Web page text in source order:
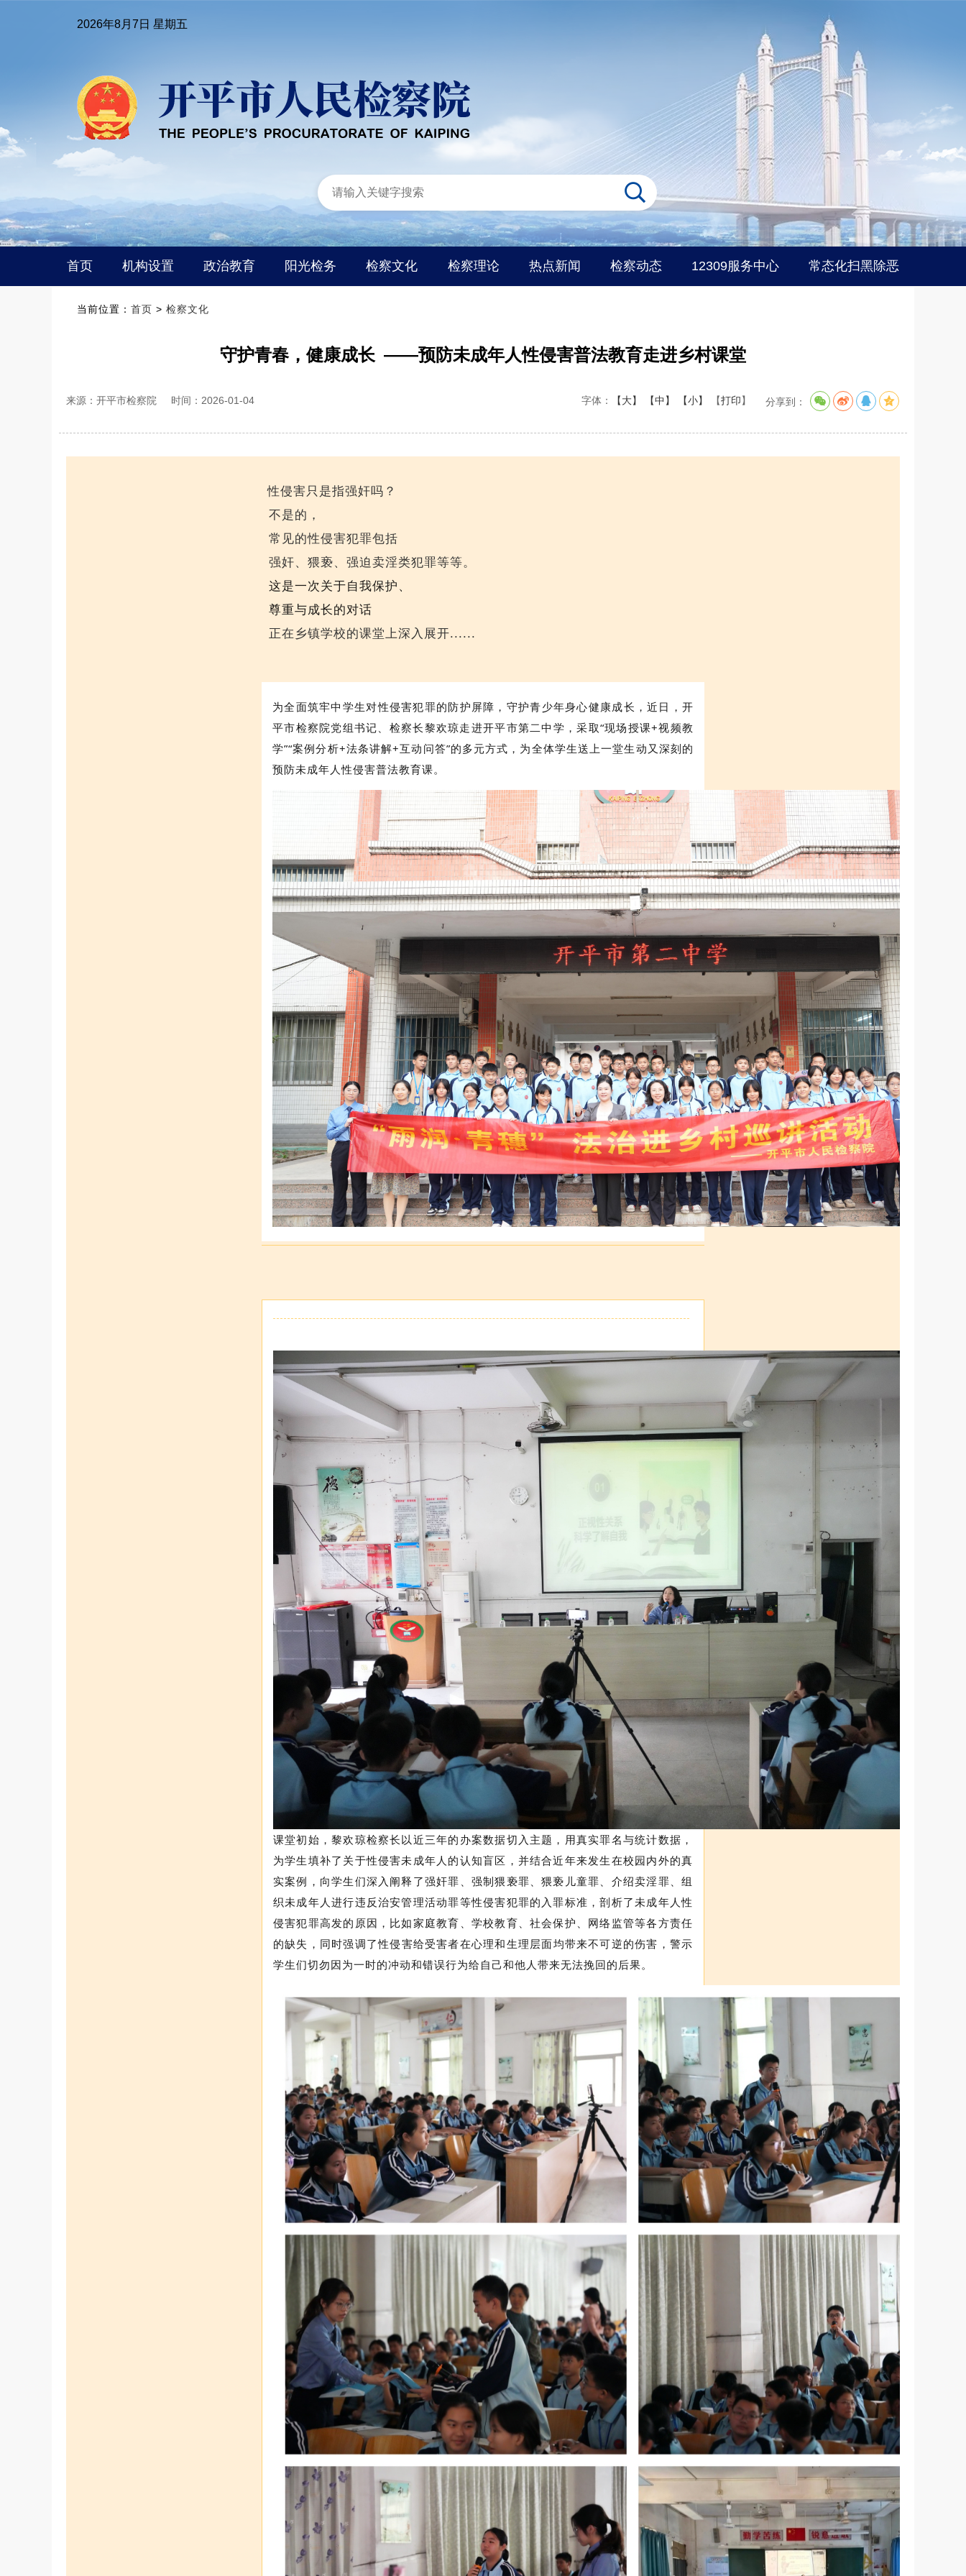
2026年8月7日 星期五
首页 机构设置 政治教育 阳光检务 检察文化 检察理论 热点新闻 检察动态 12309服务中心 常态化扫黑除恶
当前位置： 首页 > 检察文化
守护青春，健康成长 ——预防未成年人性侵害普法教育走进乡村课堂
来源：开平市检察院 时间：2026-01-04 字体： 【大】 【中】 【小】 【打印】 分享到：
性侵害只是指强奸吗？
不是的，
常见的性侵害犯罪包括
强奸、猥亵、强迫卖淫类犯罪等等。
这是一次关于自我保护、
尊重与成长的对话
正在乡镇学校的课堂上深入展开......
为全面筑牢中学生对性侵害犯罪的防护屏障，守护青少年身心健康成长，近日，开
平市检察院党组书记、检察长黎欢琼走进开平市第二中 学，采取“现场授课+视频教
学”“案例分析+法条讲解+互动问答”的多元方式，为全体学生送上一堂生动又深刻的
预防未成年人性侵害普法教育课。
课堂初始，黎欢琼检察长以近三年的办案数据切入主题，用真实罪名与统计数据，
为学生填补了关于性侵害未成年人的认知盲区，并结合近年来发生在校园内外的真
实案例，向学生们深入阐释了强奸罪、强制猥亵罪、猥亵儿童罪、介绍卖淫罪、组
织未成年人进行违反治安管理活动罪等性侵害犯罪的入罪标准，剖析了未成年人性
侵害犯罪高发的原因，比如家庭教育、学校教育、社会保护、网络监管等各方责任
的缺失，同时强调了性侵害给受害者在心理和生理层面均带来不可逆的伤害，警示
学生们切勿因为一时的冲动和错误行为给自己和他人带来无法挽回的后果。